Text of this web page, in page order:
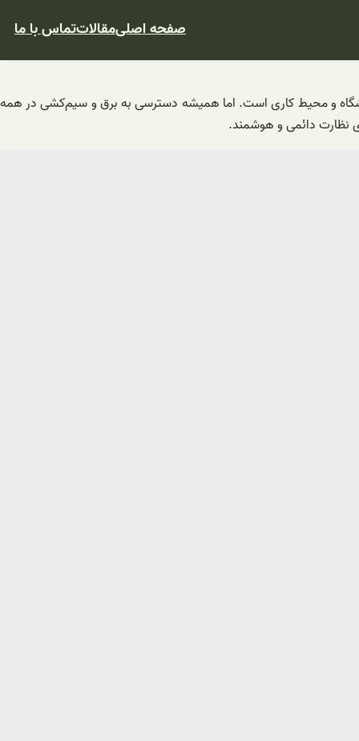
صفحه اصلیمقالاتتماس با ما
فروشگاه و محیط کاری است. اما همیشه دسترسی به برق و سیم‌کشی در همه
نظارت دائمی و هوشمند.